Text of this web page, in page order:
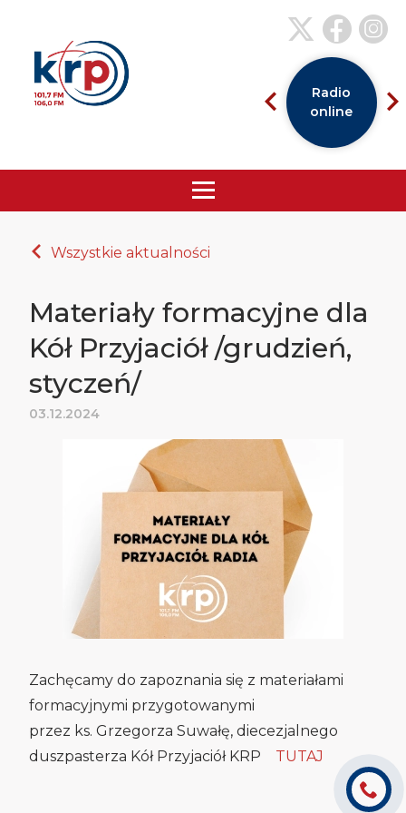
Radio
online
Wszystkie aktualności
Materiały formacyjne dla
Kół Przyjaciół /grudzień,
styczeń/
03.12.2024
Zachęcamy do zapoznania się z materiałami
formacyjnymi przygotowanymi
przez ks. Grzegorza Suwałę, diecezjalnego
duszpasterza Kół Przyjaciół KRP TUTAJ